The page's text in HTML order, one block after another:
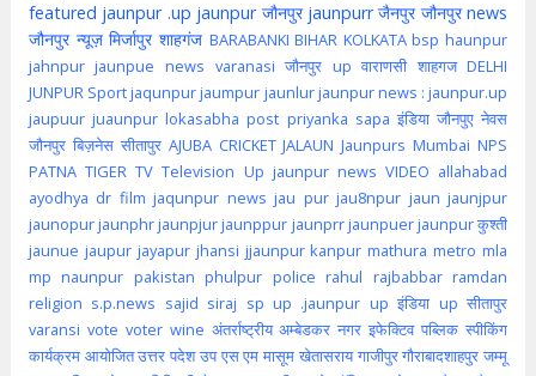
featured jaunpur .up jaunpur जौनपुर jaunpurr जैनपुर जौनपुर news
जौनपुर न्यूज़ मिर्जापुर शाहगंज BARABANKI BIHAR KOLKATA bsp haunpur
jahnpur jaunpue news varanasi जौनपुर up वाराणसी शाहगज DELHI
JUNPUR Sportjaqunpurjaumpur jaunlurjaunpur news : jaunpur.up
jaupuur juaunpur lokasabha post priyanka sapa इंडिया जौनपुए नेवस
जौनपुर बिज़नेस सीतापुर AJUBA CRICKET JALAUN Jaunpurs Mumbai NPS
PATNA TIGER TV Television Up jaunpur news VIDEO allahabad
ayodhya dr film jaqunpur news jau pur jau8npur jaun jaunjpur
jaunopurjaunphrjaunpjurjaunppur jaunprrjaunpuerjaunpur कुश्ती
jaunue jaupur jayapur jhansi jjaunpur kanpur mathura metro mla
mp naunpur pakistan phulpur police rahul rajbabbar ramdan
religion s.p.news sajid siraj sp up .jaunpur up इंडिया up सीतापुर
varansi vote voter wine अंतर्राष्ट्रीय अम्बेडकर नगर इफेक्टिव पब्लिक स्पीकिंग
कार्यक्रम आयोजित उत्तर पदेश उप एस एम मासूम खेतासराय गाजीपुर गौराबादशाहपुर जम्मू